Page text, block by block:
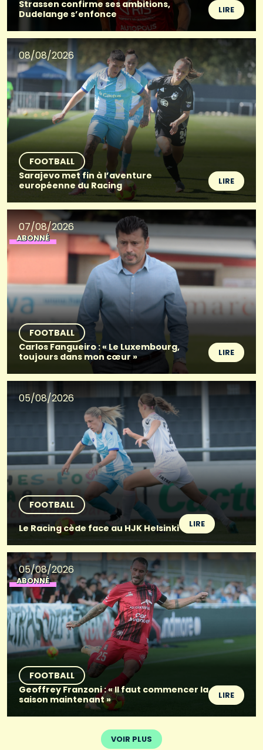
Strassen confirme ses ambitions,
Dudelange s’enfonce
LIRE
08/08/2026
FOOTBALL
Sarajevo met fin à l’aventure
européenne du Racing
LIRE
07/08/2026
ABONNÉ
FOOTBALL
Carlos Fangueiro : « Le Luxembourg,
toujours dans mon cœur »
LIRE
05/08/2026
FOOTBALL
Le Racing cède face au HJK Helsinki
LIRE
05/08/2026
ABONNÉ
FOOTBALL
Geoffrey Franzoni : « Il faut commencer la
saison maintenant »
LIRE
VOIR PLUS